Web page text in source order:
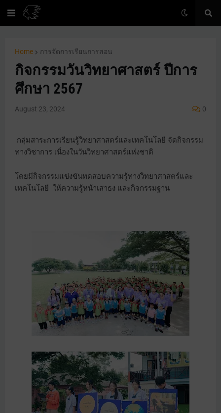
Home การจัดการเรียนการสอน
กิจกรรมวันวิทยาศาสตร์ ปีการ
ศึกษา 2567
August 23, 2024 0
กลุ่มสาระการเรียนรู้วิทยาศาสตร์และเทคโนโลยี จัดกิจกรรม
ทางวิชาการ เนื่องในวันวิทยาศาสตร์แห่งชาติ
โดยมีกิจกรรมแข่งขันทดสอบความรู้ทางวิทยาศาสตร์และ
เทคโนโลยี ให้ความรู้หน้าเสาธง และกิจกรรมฐาน